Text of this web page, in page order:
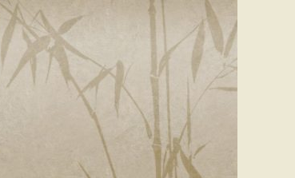
濃寿司」